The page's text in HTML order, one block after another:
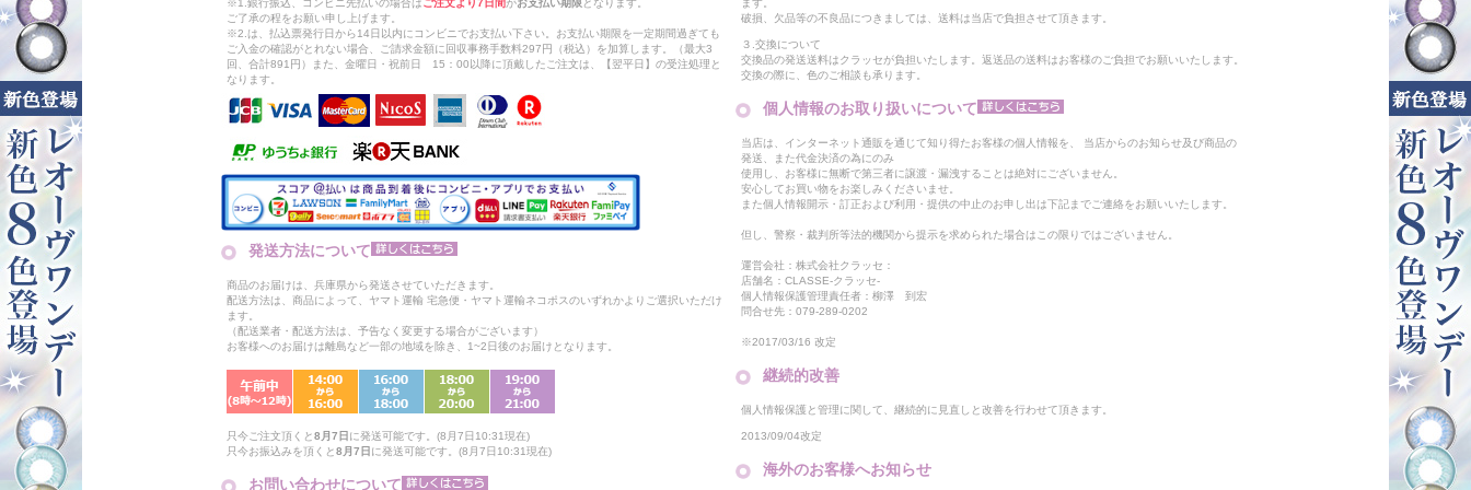
※1.銀行振込、コンビニ先払いの場合はご注文より7日間がお支払い期限 となります。
ご了承の程をお願い申し上げます。
※2.は、払込票発行日から14日以内にコンビニでお支払い下さい。お支払い期限を一定期間過ぎても
ご入金の確認がとれない場合、ご請求金額に回収事務手数料297円（税込）を加算します。（最大3
回、合計891円）また、金曜日・祝前日 15：00以降に頂戴したご注文は、【翌平日】の受注処理と
なります。
発送方法について
商品のお届けは、兵庫県から発送させていただきます。
配送方法は、商品によって、ヤマト運輸 宅急便・ヤマト運輸ネコポスのいずれかよりご選択いただけ
ます。
（配送業者・配送方法は、予告なく変更する場合がございます）
お客様へのお届けは離島など一部の地域を除き、1~2日後のお届けとなります。
只今ご注文頂くと8月7日 に発送可能です。(8月7日10:31現在)
只今お振込みを頂くと8月7日 に発送可能です。(8月7日10:31現在)
お問い合わせについて
ます。
破損、欠品等の不良品につきましては、送料は当店で負担させて頂きます。
３.交換について
交換品の発送送料はクラッセが負担いたします。返送品の送料はお客様のご負担でお願いいたします。
交換の際に、色のご相談も承ります。
個人情報のお取り扱いについて
当店は、インターネット通販を通じて知り得たお客様の個人情報を、 当店からのお知らせ及び商品の
発送、また代金決済の為にのみ
使用し、お客様に無断で第三者に譲渡・漏洩することは絶対にございません。
安心してお買い物をお楽しみくださいませ。
また個人情報開示・訂正および利用・提供の中止のお申し出は下記までご連絡をお願いいたします。
但し、警察・裁判所等法的機関から提示を求められた場合はこの限りではございません。
運営会社：株式会社クラッセ：
店舗名：CLASSE-クラッセ-
個人情報保護管理責任者：柳澤 到宏
問合せ先：079-289-0202
※2017/03/16 改定
継続的改善
個人情報保護と管理に関して、継続的に見直しと改善を行わせて頂きます。
2013/09/04改定
海外のお客様へお知らせ